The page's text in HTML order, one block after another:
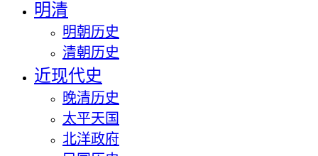
明清
明朝历史
清朝历史
近现代史
晚清历史
太平天国
北洋政府